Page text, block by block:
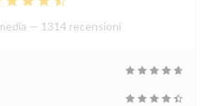
— 1314 recensioni